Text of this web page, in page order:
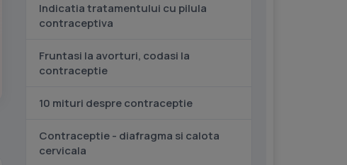
Indicatia tratamentului cu pilula
contraceptiva
Fruntasi la avorturi, codasi la
contraceptie
10 mituri despre contraceptie
Contraceptie - diafragma si calota
cervicala